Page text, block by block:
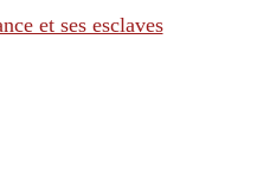
et ses esclaves